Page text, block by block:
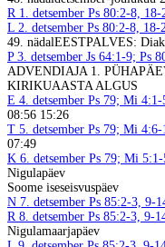
R1. detsember Ps 80:2-8,
L 2. detsember Ps 80:2-8,
49. nädalEESTPALVES:
P3. detsember Js 64:1-9; Ps
ADVENDIAJA 1.
KIRIKUAASTA ALGUS
E 4. detsember Ps 79; Mi
08:56 15:26
T 5. detsember Ps 79; Mi
07:49
K 6. detsember Ps 79; Mi
Nigulapäev
Soome iseseisvuspäev
N 7. detsember Ps 85:2-3, 9-
R8. detsember Ps 85:2-3, 9-
Nigulamaarjapäev